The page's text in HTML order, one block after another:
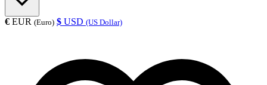
€ EUR (Euro) $ USD (US Dollar)